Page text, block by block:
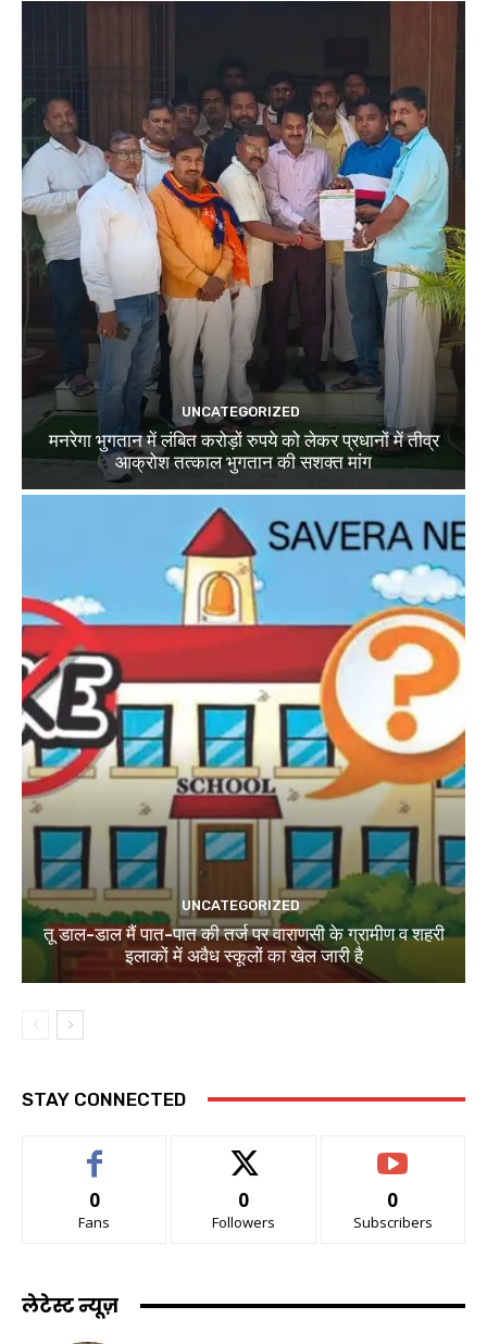
UNCATEGORIZED
मनरेगा भुगतान में लंबित करोड़ों रुपये को लेकर प्रधानों में तीव्र
आक्रोश तत्काल भुगतान की सशक्त मांग
UNCATEGORIZED
तू डाल-डाल मैं पात-पात की तर्ज पर वाराणसी के ग्रामीण व शहरी
इलाकों में अवैध स्कूलों का खेल जारी है
STAY CONNECTED
0
Fans
0
Followers
0
Subscribers
लेटेस्ट न्यूज़